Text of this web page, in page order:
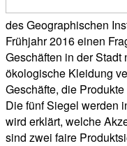
des Geographischen
Frühjahr 2016 einen
Geschäften in der
ökologische Kleidung
Geschäfte, die
Die fünf Siegel werden
wird erklärt, welche
sind zwei faire